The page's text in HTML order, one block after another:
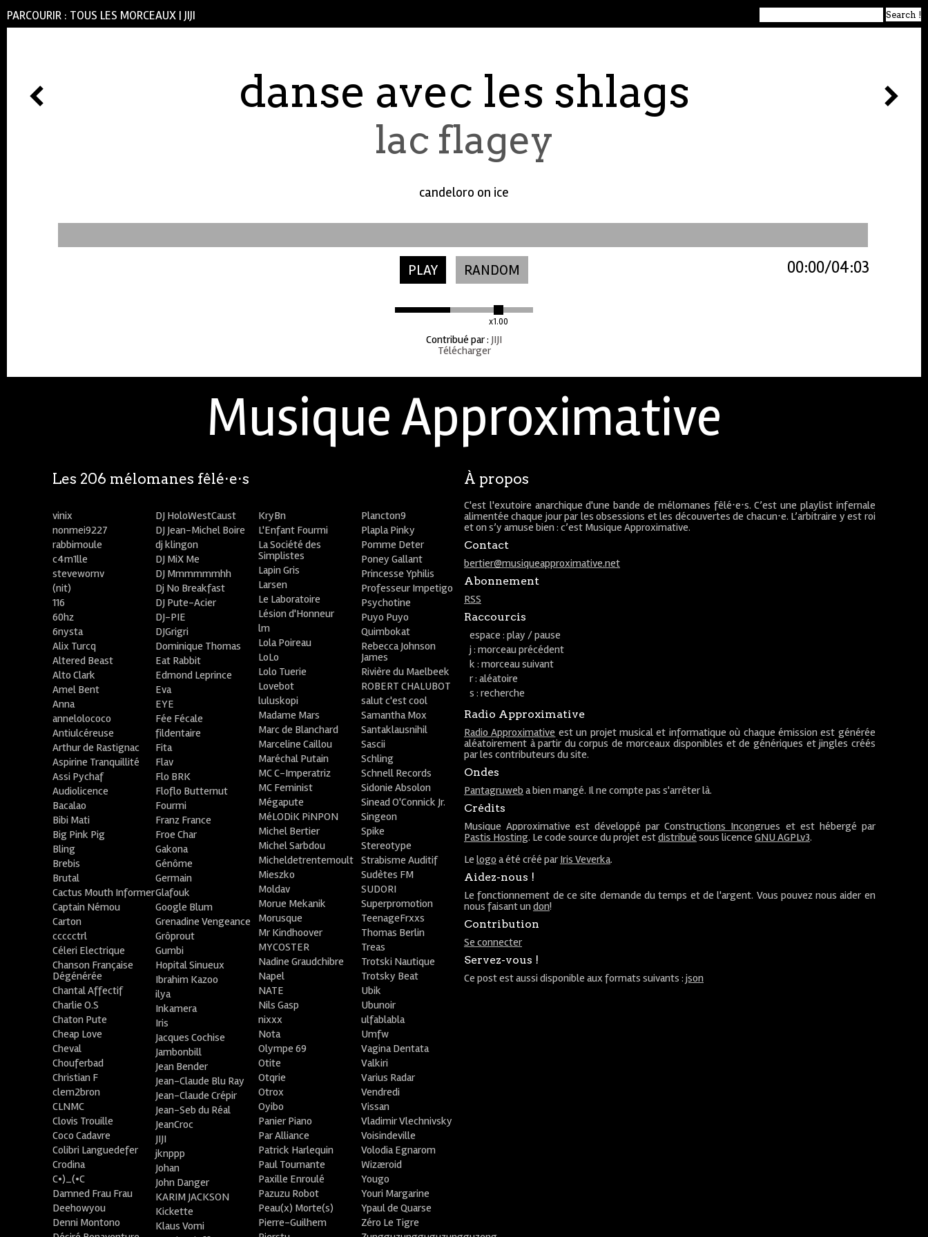
PARCOURIR : TOUS LES MORCEAUX | JIJI
danse avec les shlags
lac flagey
candeloro on ice
PLAY RANDOM
x1.00
04:03
00:00
Contribué par: JIJI
Télécharger
Musique Approximative
À propos
C'est l'exutoire anarchique d'une bande de mélomanes fêlé⋅e⋅s. C’est une playlist infernale
alimentée chaque jour par les obsessions et les découvertes de chacun⋅e. L’arbitraire y est roi
et on s’y amuse bien : c’est Musique Approximative.
Contact
bertier@musiqueapproximative.net
Abonnement
RSS
Raccourcis
espace : play / pause
j : morceau précédent
k : morceau suivant
r : aléatoire
s : recherche
Radio Approximative
Radio Approximative est un projet musical et informatique où chaque émission est générée
aléatoirement à partir du corpus de morceaux disponibles et de génériques et jingles créés
par les contributeurs du site.
Ondes
Pantagruweb a bien mangé. Il ne compte pas s'arrêter là.
Crédits
Musique Approximative est développé parConstructions Incongrues et est hébergé par
Pastis Hosting. Le code source du projet estdistribué sous licence GNU AGPLv3.
Le logo a été créé par Iris Veverka.
Aidez-nous !
Le fonctionnement de ce site demande du temps et de l'argent. Vous pouvez nous aider en
nous faisant undon!
Contribution
Se connecter
Servez-vous !
Ce post est aussi disponible aux formats suivants : json
Les 206 mélomanes fêlé⋅e⋅s
vinix
nonmei9227
rabbimoule
c4m1lle
stevewornv
(nit)
116
60hz
6nysta
Alix Turcq
Altered Beast
Alto Clark
Amel Bent
Anna
annelolococo
Antiulcéreuse
Arthur de Rastignac
Aspirine Tranquillité
Assi Pychaf
Audiolicence
Bacalao
Bibi Mati
Big Pink Pig
Bling
Brebis
Brutal
Cactus Mouth Informer
Captain Némou
Carton
ccccctrl
Céleri Electrique
Chanson Française
Dégénérée
Chantal Affectif
Charlie O.S
Chaton Pute
Cheap Love
Cheval
Chouferbad
Christian F
clem2bron
CLNMC
Clovis Trouille
Coco Cadavre
Colibri Languedefer
Crodina
C•)_(•C
Damned Frau Frau
Deehowyou
Denni Montono
DJ HoloWestCaust
DJ Jean-Michel Boire
dj klingon
DJ MiX Me
DJ Mmmmmmhh
Dj No Breakfast
DJ Pute-Acier
DJ-PIE
DJGrigri
Dominique Thomas
Eat Rabbit
Edmond Leprince
Eva
EYE
Fée Fécale
fildentaire
Fita
Flav
Flo BRK
Floflo Butternut
Fourmi
Franz France
Froe Char
Gakona
Génôme
Germain
Glafouk
Google Blum
Grenadine Vengeance
Grôprout
Gumbi
Hopital Sinueux
Ibrahim Kazoo
ilya
Inkamera
Iris
Jacques Cochise
Jambonbill
Jean Bender
Jean-Claude Blu Ray
Jean-Claude Crépir
Jean-Seb du Réal
JeanCroc
JIJI
jknppp
Johan
John Danger
KARIM JACKSON
Kickette
Klaus Vomi
KryBn
L'Enfant Fourmi
La Société des
Simplistes
Lapin Gris
Larsen
Le Laboratoire
Lésion d'Honneur
lm
Lola Poireau
LoLo
Lolo Tuerie
Lovebot
luluskopi
Madame Mars
Marc de Blanchard
Marceline Caillou
Maréchal Putain
MC C-Imperatriz
MC Feminist
Mégapute
MéLODiK PiNPON
Michel Bertier
Michel Sarbdou
Micheldetrentemoult
Mieszko
Moldav
Morue Mekanik
Morusque
Mr Kindhoover
MYCOSTER
Nadine Graudchibre
Napel
NATE
Nils Gasp
nixxx
Nota
Olympe 69
Otite
Otqrie
Otrox
Oyibo
Panier Piano
Par Alliance
Patrick Harlequin
Paul Tournante
Paxille Enroulé
Pazuzu Robot
Peau(x) Morte(s)
Pierre-Guilhem
Plancton9
Plapla Pinky
Pomme Deter
Poney Gallant
Princesse Yphilis
Professeur Impetigo
Psychotine
Puyo Puyo
Quimbokat
Rebecca Johnson
James
Rivière du Maelbeek
ROBERT CHALUBOT
salut c'est cool
Samantha Mox
Santaklausnihil
Sascii
Schling
Schnell Records
Sidonie Absolon
Sinead O'Connick Jr.
Singeon
Spike
Stereotype
Strabisme Auditif
Sudètes FM
SUDORI
Superpromotion
TeenageFrxxs
Thomas Berlin
Treas
Trotski Nautique
Trotsky Beat
Ubik
Ubunoir
ulfablabla
Umfw
Vagina Dentata
Valkiri
Varius Radar
Vendredi
Vissan
Vladimir Vlechnivsky
Voisindeville
Volodia Egnarom
Wizæroid
Yougo
Youri Margarine
Ypaul de Quarse
Zéro Le Tigre